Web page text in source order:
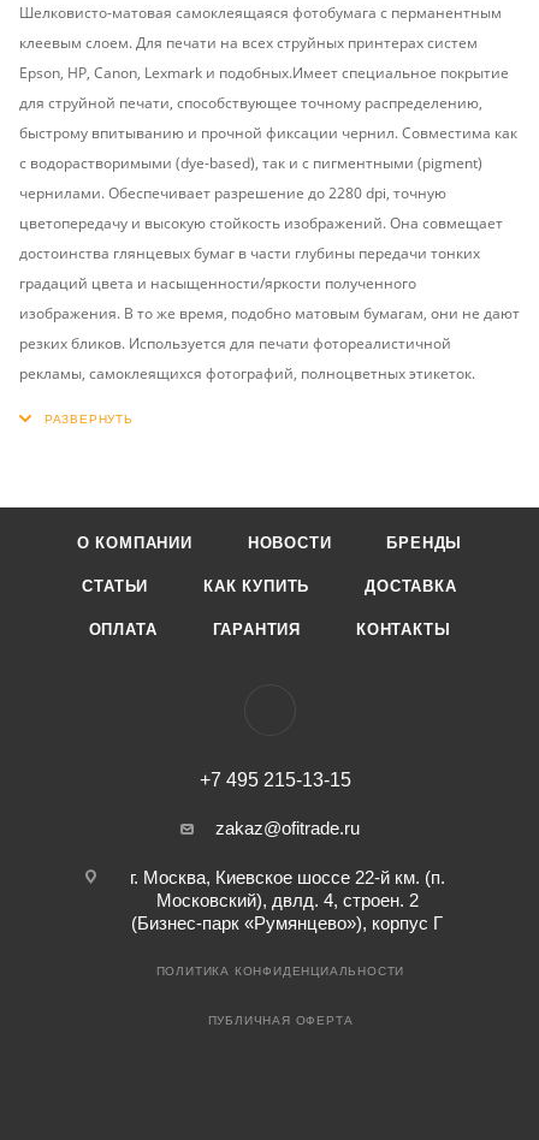
Шелковисто-матовая самоклеящаяся фотобумага с перманентным
клеевым слоем. Для печати на всех струйных принтерах систем
Epson, HP, Canon, Lexmark и подобных.Имеет специальное покрытие
для струйной печати, способствующее точному распределению,
быстрому впитыванию и прочной фиксации чернил. Совместима как
с водорастворимыми (dye-based), так и с пигментными (pigment)
чернилами. Обеспечивает разрешение до 2280 dpi, точную
цветопередачу и высокую стойкость изображений. Она совмещает
достоинства глянцевых бумаг в части глубины передачи тонких
градаций цвета и насыщенности/яркости полученного
изображения. В то же время, подобно матовым бумагам, они не дают
резких бликов. Используется для печати фотореалистичной
рекламы, самоклеящихся фотографий, полноцветных этикеток.
О КОМПАНИИ НОВОСТИ БРЕНДЫ
СТАТЬИ КАК КУПИТЬ ДОСТАВКА
ОПЛАТА ГАРАНТИЯ КОНТАКТЫ
+7 495 215-13-15
zakaz@ofitrade.ru
г. Москва, Киевское шоссе 22-й км. (п.
Московский), двлд. 4, строен. 2
(Бизнес-парк «Румянцево»), корпус Г
ПОЛИТИКА КОНФИДЕНЦИАЛЬНОСТИ
ПУБЛИЧНАЯ ОФЕРТА